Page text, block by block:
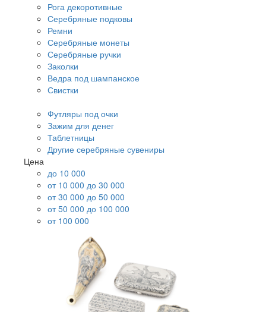
Рога декоротивные
Серебряные подковы
Ремни
Серебряные монеты
Серебряные ручки
Заколки
Ведра под шампанское
Свистки
Футляры под очки
Зажим для денег
Таблетницы
Другие серебряные сувениры
Цена
до 10 000
от 10 000 до 30 000
от 30 000 до 50 000
от 50 000 до 100 000
от 100 000